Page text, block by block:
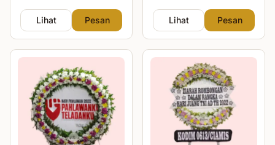
Lihat Pesan Lihat Pesan